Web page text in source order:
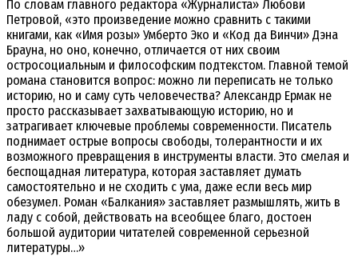
По словам главного редактора «Журналиста» Любови
Петровой, «это произведение можно сравнить с такими
книгами, как «Имя розы» Умберто Эко и «Код да Винчи» Дэна
Брауна, но оно, конечно, отличается от них своим
остросоциальным и философским подтекстом. Главной темой
романа становится вопрос: можно ли переписать не только
историю, но и саму суть человечества? Александр Ермак не
просто рассказывает захватывающую историю, но и
затрагивает ключевые проблемы современности. Писатель
поднимает острые вопросы свободы, толерантности и их
возможного превращения в инструменты власти. Это смелая и
беспощадная литература, которая заставляет думать
самостоятельно и не сходить с ума, даже если весь мир
обезумел. Роман «Балкания» заставляет размышлять, жить в
ладу с собой, действовать на всеобщее благо, достоен
большой аудитории читателей современной серьезной
литературы…»